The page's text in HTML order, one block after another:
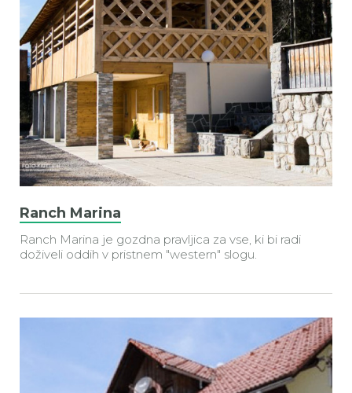
Ranch Marina
Ranch Marina je gozdna pravljica za vse, ki bi radi
doživeli oddih v pristnem "western" slogu.